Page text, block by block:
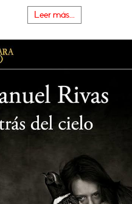
Leer más...